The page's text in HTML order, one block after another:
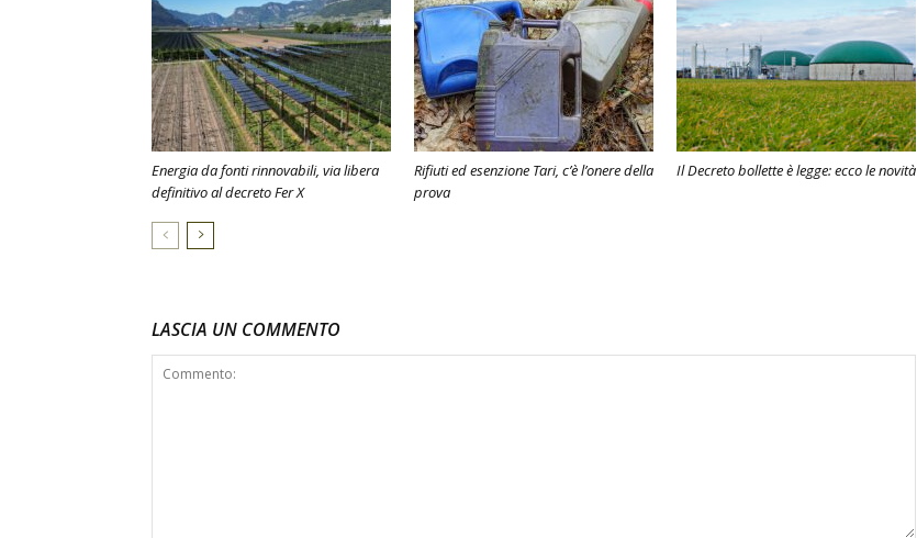
Energia da fonti rinnovabili, via libera
definitivo al decreto Fer X
Rifiuti ed esenzione Tari, c’è l’onere della
prova
Il Decreto bollette è legge: ecco le novità
LASCIA UN COMMENTO